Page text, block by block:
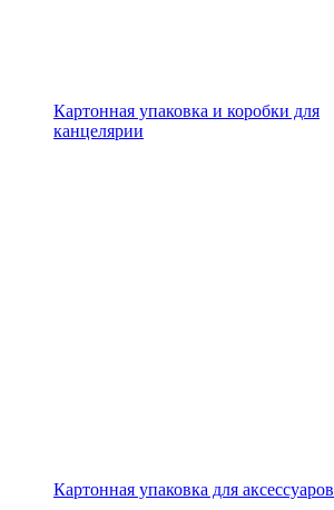
Картонная упаковка и коробки для
канцелярии
Картонная упаковка для аксессуаров